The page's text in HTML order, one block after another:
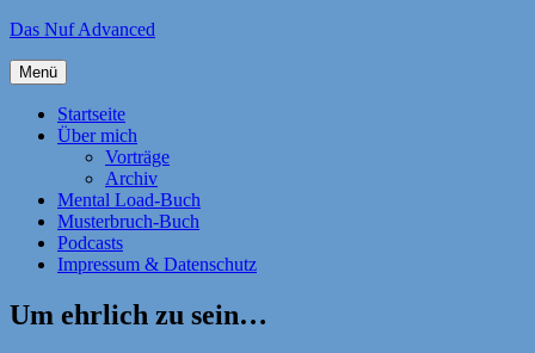
Zum
springen
Das Nuf Advanced
Menü
Startseite
Über mich
Vorträge
Archiv
Mental Load-Buch
Musterbruch-Buch
Podcasts
Impressum & Datenschutz
Um ehrlich zu sein…